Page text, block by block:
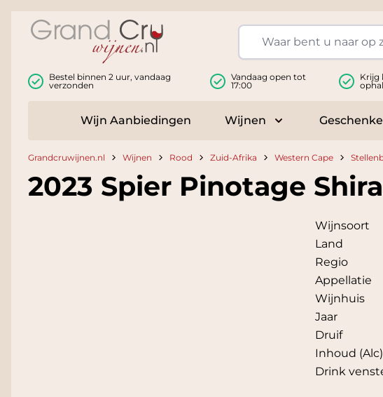
Bestel binnen 2 uur, vandaag
verzonden
Vandaag open tot
17:00
Krijg
Wijn Aanbiedingen Wijnen
Toggle submenu
Grandcruwijnen.nl Wijnen Rood Zuid-Afrika Western Cape
2023 Spier Pinotage
Wijnsoort
Land
Regio
Appellatie
Wijnhuis
Jaar
Druif
Inhoud (Alc)
Drink